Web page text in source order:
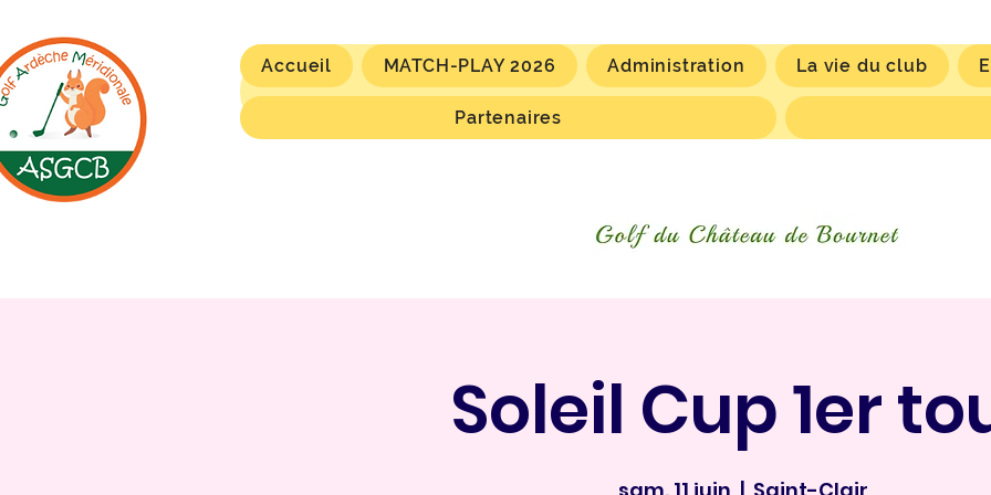
Accueil MATCH-PLAY 2026 Administration La vie du club
Partenaires
Soleil Cup 1er